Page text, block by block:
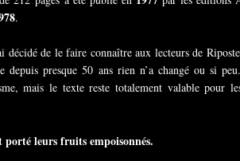
.
décidé de le faire connaître aux lecteurs de
depuis presque 50 ans rien n’a changé ou si
mais le texte reste totalement valable pour
leurs fruits empoisonnés.